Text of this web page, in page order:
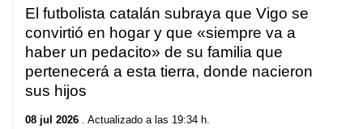
El futbolista catalán subraya que Vigo se
convirtió en hogar y que «siempre va a
haber un pedacito» de su familia que
pertenecerá a esta tierra, donde nacieron
sus hijos
08 jul 2026 . Actualizado a las 19:34 h.